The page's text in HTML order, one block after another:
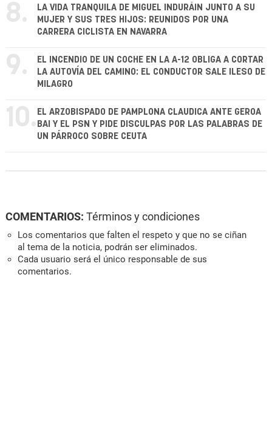
8.
LA VIDA TRANQUILA DE MIGUEL INDURÁIN JUNTO A SU
MUJER Y SUS TRES HIJOS: REUNIDOS POR UNA
CARRERA CICLISTA EN NAVARRA
9.
EL INCENDIO DE UN COCHE EN LA A-12 OBLIGA A CORTAR
LA AUTOVÍA DEL CAMINO: EL CONDUCTOR SALE ILESO DE
MILAGRO
10. EL ARZOBISPADO DE PAMPLONA CLAUDICA ANTE GEROA
BAI Y EL PSN Y PIDE DISCULPAS POR LAS PALABRAS DE
UN PÁRROCO SOBRE CEUTA
COMENTARIOS: Términos y condiciones
Los comentarios que falten el respeto y que no se ciñan
al tema de la noticia, podrán ser eliminados.
Cada usuario será el único responsable de sus
comentarios.